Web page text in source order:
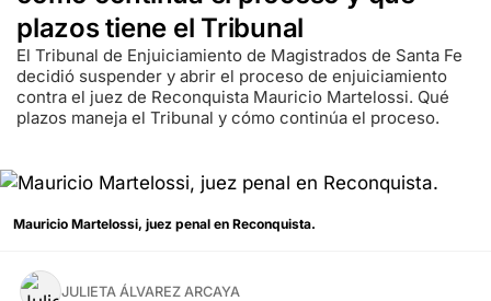
plazos tiene el Tribunal
El Tribunal de Enjuiciamiento de Magistrados de Santa Fe
decidió suspender y abrir el proceso de enjuiciamiento
contra el juez de Reconquista Mauricio Martelossi. Qué
plazos maneja el Tribunal y cómo continúa el proceso.
Mauricio Martelossi, juez penal en Reconquista.
JULIETA ÁLVAREZ ARCAYA